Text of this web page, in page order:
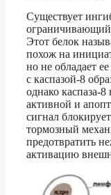
Существует
Этот белок
похож на
но не обладает
с каспазой-8
однако каспаза-8
активной и
сигнал
тормозный
предотвратить
активацию